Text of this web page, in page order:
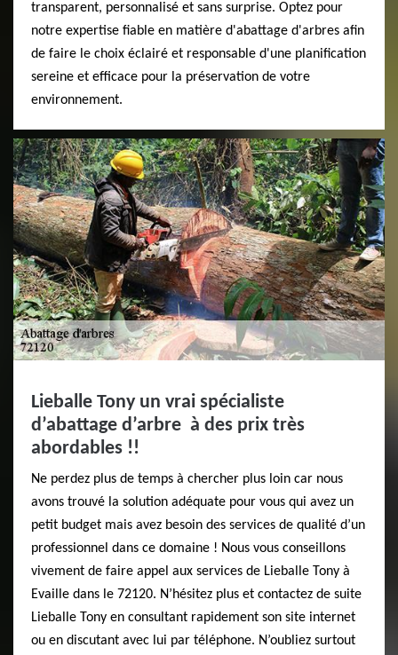
transparent, personnalisé et sans surprise. Optez pour
notre expertise fiable en matière d'abattage d'arbres afin
de faire le choix éclairé et responsable d'une planification
sereine et efficace pour la préservation de votre
environnement.
Lieballe Tony un vrai spécialiste
d’abattage d’arbre à des prix très
abordables !!
Ne perdez plus de temps à chercher plus loin car nous
avons trouvé la solution adéquate pour vous qui avez un
petit budget mais avez besoin des services de qualité d’un
professionnel dans ce domaine ! Nous vous conseillons
vivement de faire appel aux services de Lieballe Tony à
Evaille dans le 72120. N’hésitez plus et contactez de suite
Lieballe Tony en consultant rapidement son site internet
ou en discutant avec lui par téléphone. N’oubliez surtout